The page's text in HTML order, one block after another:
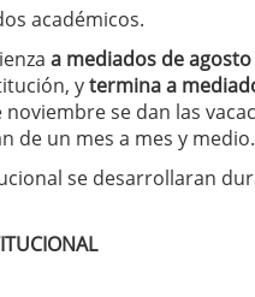
académicos.
a mediados de
ytermina a
se dan las
de un mes a mes y medio.
se desarrollaran